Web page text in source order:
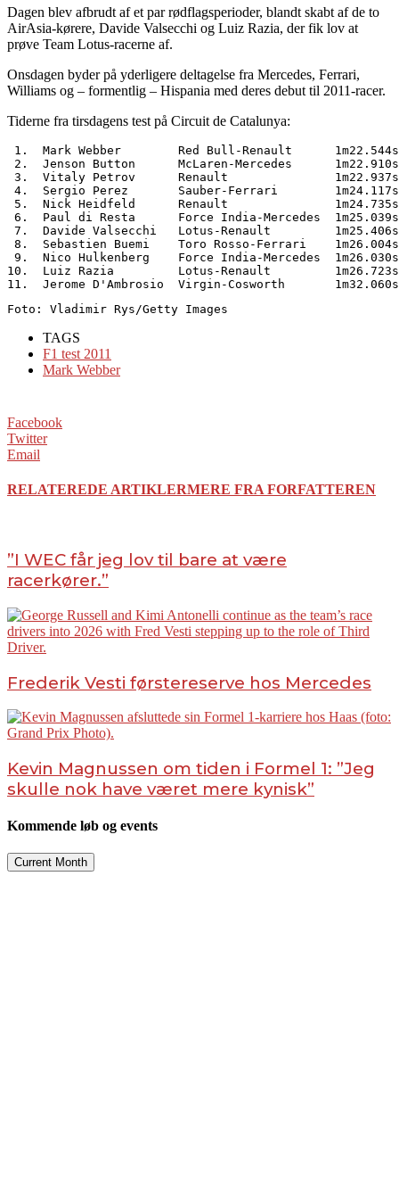
Dagen blev afbrudt af et par rødflagsperioder, blandt skabt af de to
AirAsia-kørere, Davide Valsecchi og Luiz Razia, der fik lov at
prøve Team Lotus-racerne af.
Onsdagen byder på yderligere deltagelse fra Mercedes, Ferrari,
Williams og – formentlig – Hispania med deres debut til 2011-racer.
Tiderne fra tirsdagens test på Circuit de Catalunya:
1.  Mark Webber        Red Bull-Renault
2.  Jenson Button      McLaren-Mercedes
3.  Vitaly Petrov      Renault               1m22.937s
4.  Sergio Perez       Sauber-Ferrari
5.  Nick Heidfeld      Renault               1m24.735s
6.  Paul di Resta      Force India-Mercedes
7.  Davide Valsecchi   Lotus-Renault
8.  Sebastien Buemi    Toro Rosso-Ferrari
9.  Nico Hulkenberg    Force India-Mercedes
10.  Luiz Razia         Lotus-Renault
11.  Jerome D'Ambrosio  Virgin-Cosworth
Foto: Vladimir Rys/Getty Images
TAGS
F1 test 2011
Mark Webber
Facebook
Twitter
Email
RELATEREDE ARTIKLERMERE FRA FORFATTEREN
”I WEC får jeg lov til bare at være
racerkører.”
Frederik Vesti førstereserve hos Mercedes
Kevin Magnussen om tiden i Formel 1: ”Jeg
skulle nok have været mere kynisk”
Kommende løb og events
Current Month